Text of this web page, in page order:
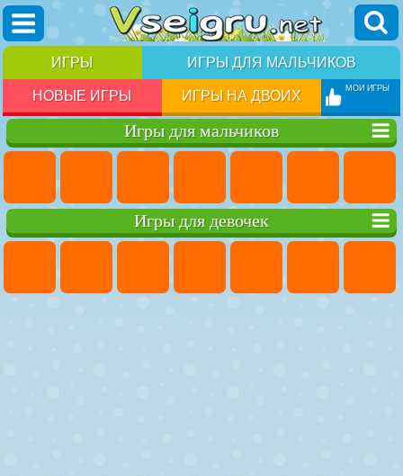
ИГРЫ ИГРЫ ДЛЯ МАЛЬЧИКОВ
НОВЫЕ ИГРЫ ИГРЫ НА ДВОИХ МОИ ИГРЫ
Игры для мальчиков
Игры для девочек